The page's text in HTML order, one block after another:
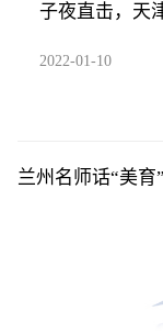
子夜直击，天
2022-01-10
兰州名师话“美育